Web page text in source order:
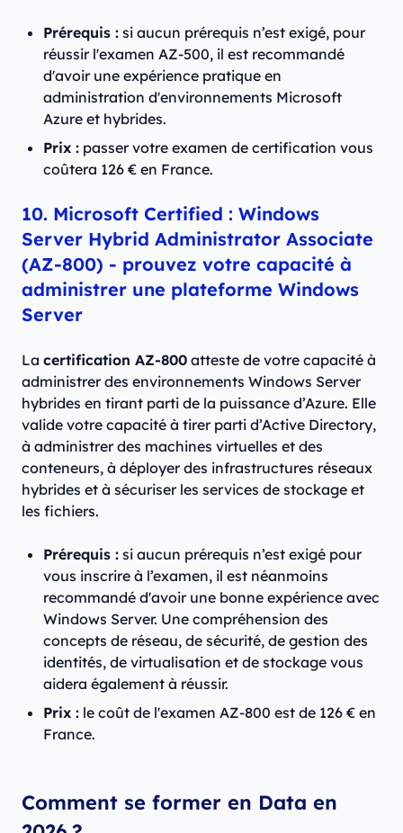
Prérequis : si aucun prérequis n’est exigé, pour
réussir l'examen AZ-500, il est recommandé
d'avoir une expérience pratique en
administration d'environnements Microsoft
Azure et hybrides.
Prix : passer votre examen de certification vous
coûtera 126 € en France.
10. Microsoft Certified : Windows
Server Hybrid Administrator Associate
(AZ-800) - prouvez votre capacité à
administrer une plateforme Windows
Server
La certification AZ-800 atteste de votre capacité à
administrer des environnements Windows Server
hybrides en tirant parti de la puissance d’Azure. Elle
valide votre capacité à tirer parti d’Active Directory,
à administrer des machines virtuelles et des
conteneurs, à déployer des infrastructures réseaux
hybrides et à sécuriser les services de stockage et
les fichiers.
Prérequis : si aucun prérequis n’est exigé pour
vous inscrire à l’examen, il est néanmoins
recommandé d'avoir une bonne expérience avec
Windows Server. Une compréhension des
concepts de réseau, de sécurité, de gestion des
identités, de virtualisation et de stockage vous
aidera également à réussir.
Prix : le coût de l'examen AZ-800 est de 126 € en
France.
Comment se former en Data en